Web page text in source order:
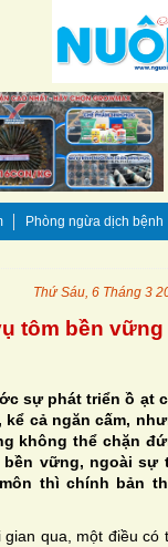
Phòng ngừa dịch bệnh
Thứ Sáu, 6 Tháng 3
tôm bền vững
sự phát triển ồ ạt
cả ngăn cấm,
không thể chặn
vững, ngoài sự
thì chính bản
qua, một điều có